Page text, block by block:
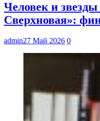
Человек и
Сверхновая»:
admin27 Май 2026 0